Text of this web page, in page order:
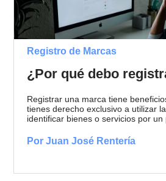
Registro de Marcas
¿Por qué debo
Registrar una marca tiene
tienes derecho exclusivo a utilizar
identificar bienes o servicios por un
Por Juan José Rentería